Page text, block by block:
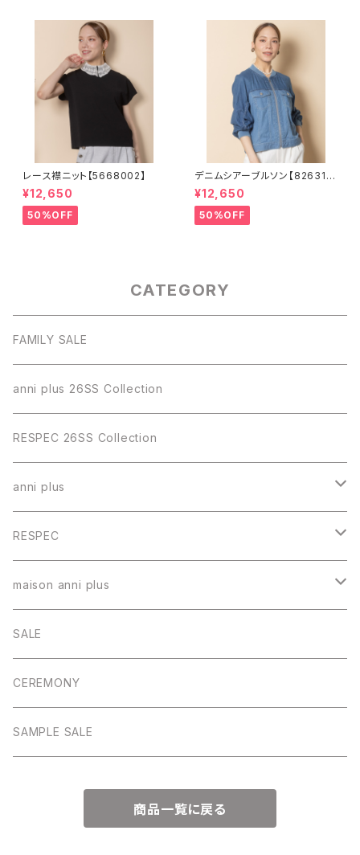
レース襟ニット【5668002】
¥12,650
50%OFF
デニムシアーブルソン【826310
3】
¥12,650
50%OFF
CATEGORY
FAMILY SALE
anni plus 26SS Collection
RESPEC 26SS Collection
anni plus
トップス
スカート
パンツ
ワンピース
アウター
RESPEC
トップス
スカート
パンツ
アウター
maison anni plus
ワンピース
SALE
CEREMONY
SAMPLE SALE
商品一覧に戻る